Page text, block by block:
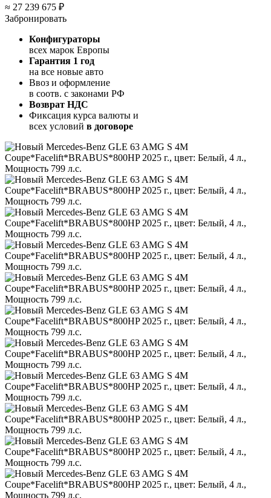
≈ 27 239 675 ₽
Забронировать
Конфигураторы
всех марок Европы
Гарантия 1 год
на все новые авто
Ввоз и оформление
в соотв. с законами РФ
Возврат НДС
Фиксация курса валюты и
всех условий в договоре